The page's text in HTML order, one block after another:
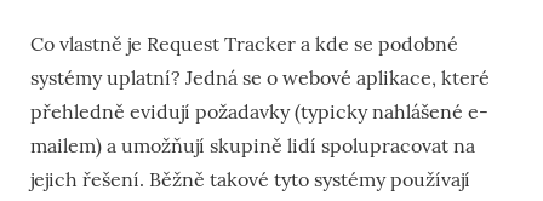
Co vlastně je Request Tracker a kde se podobné
systémy uplatní? Jedná se o webové aplikace, které
přehledně evidují požadavky (typicky nahlášené e-
mailem) a umožňují skupině lidí spolupracovat na
jejich řešení. Běžně takové tyto systémy používají